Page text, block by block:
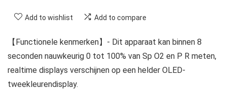
Add to wishlist Add to compare
【Functionele kenmerken】- Dit apparaat kan binnen 8
seconden nauwkeurig 0 tot 100% van Sp O2 en P R meten,
realtime displays verschijnen op een helder OLED-
tweekleurendisplay.